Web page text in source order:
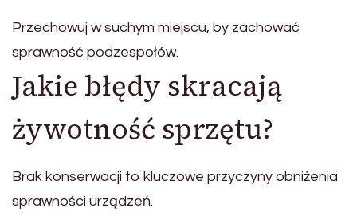
Przechowuj w suchym miejscu, by zachować
sprawność podzespołów.
Jakie błędy skracają
żywotność sprzętu?
Brak konserwacji to kluczowe przyczyny obniżenia
sprawności urządzeń.